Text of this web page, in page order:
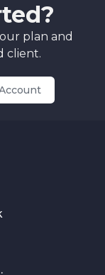
plan and
client.